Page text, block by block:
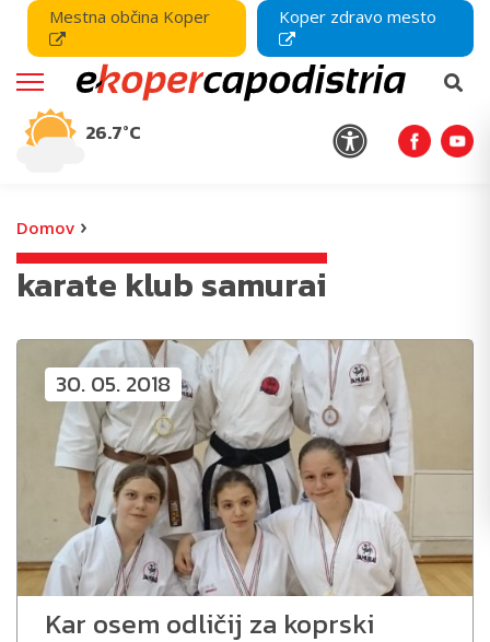
Mestna občina Koper Koper zdravo mesto
26.7°C
Domov ›
karate klub samurai
30. 05. 2018
Kar osem odličij za koprski